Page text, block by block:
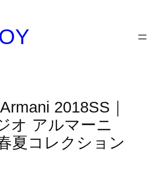
2018SS｜
オ アルマーニ
夏コレクション